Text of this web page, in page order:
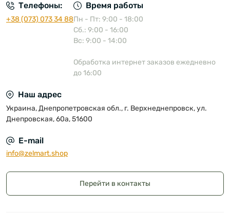
Телефоны:
+38 (073) 073 34 88
Время работы
Пн - Пт: 9:00 - 18:00
Сб.: 9:00 - 16:00
Вс: 9:00 - 14:00
Обработка интернет заказов ежедневно
до 16:00
Наш адрес
Украина, Днепропетровская обл., г. Верхнеднепровск, ул.
Днепровская, 60а, 51600
E-mail
info@zelmart.shop
Перейти в контакты